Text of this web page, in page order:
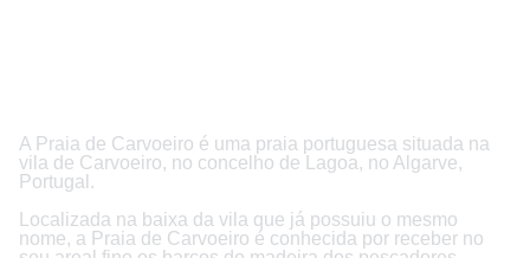
A Praia de Carvoeiro é uma praia portuguesa situada na
vila de Carvoeiro, no concelho de Lagoa, no Algarve,
Portugal.
Localizada na baixa da vila que já possuiu o mesmo
nome, a Praia de Carvoeiro é conhecida por receber no